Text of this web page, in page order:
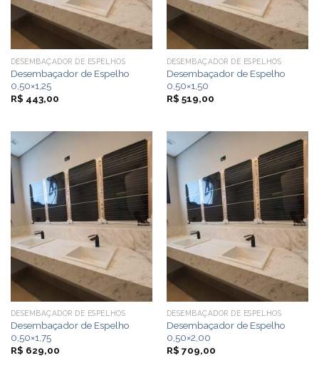
DESEMBAÇADOR DE ESPELHOS
Desembaçador de Espelho
0,50×1,25
R$ 443,00
DESEMBAÇADOR DE ESPELHOS
Desembaçador de Espelho
0,50×1,50
R$ 519,00
DESEMBAÇADOR DE ESPELHOS
Desembaçador de Espelho
0,50×1,75
R$ 629,00
DESEMBAÇADOR DE ESPELHOS
Desembaçador de Espelho
0,50×2,00
R$ 709,00